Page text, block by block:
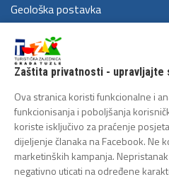
Geološka postavka
DOŽIVITE
Festival Kaleidoskop
Cum Grano Salis
Ljeto u Tuzli
Tuzlanski polumaraton
Tuzlanska biciklijada
ZAŠTITA LIČNIH PODATAKA
Zaštita privatnosti - upravljajte
Ova stranica koristi funkcionalne i
funkcionisanja i poboljšanja
koriste isključivo za praćenje
dijeljenje članaka na Facebook. Ne
marketinških kampanja.
negativno uticati na određene